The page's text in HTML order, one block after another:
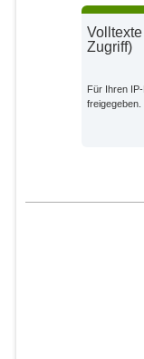
Zugriff)
Für Ihren
freigegeben.